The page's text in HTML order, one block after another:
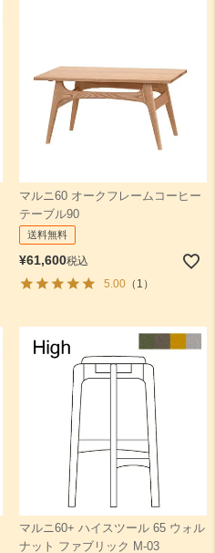
マルニ60 オークフレームコーヒー
テーブル90
送料無料
¥61,600税込
5.00（1）
マルニ60+ ハイスツール 65 ウォル
ナット ファブリック M-03